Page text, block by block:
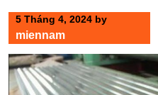
5 Tháng 4, 2024 by
miennam